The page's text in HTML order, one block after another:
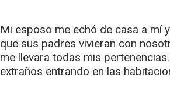
Mi esposo me echó de casa a mí
que sus padres vivieran con
me llevara todas mis
extraños entrando en las